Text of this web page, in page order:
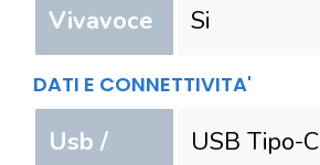
Vivavoce Si
DATI E CONNETTIVITA'
Usb /
USB Tipo-C